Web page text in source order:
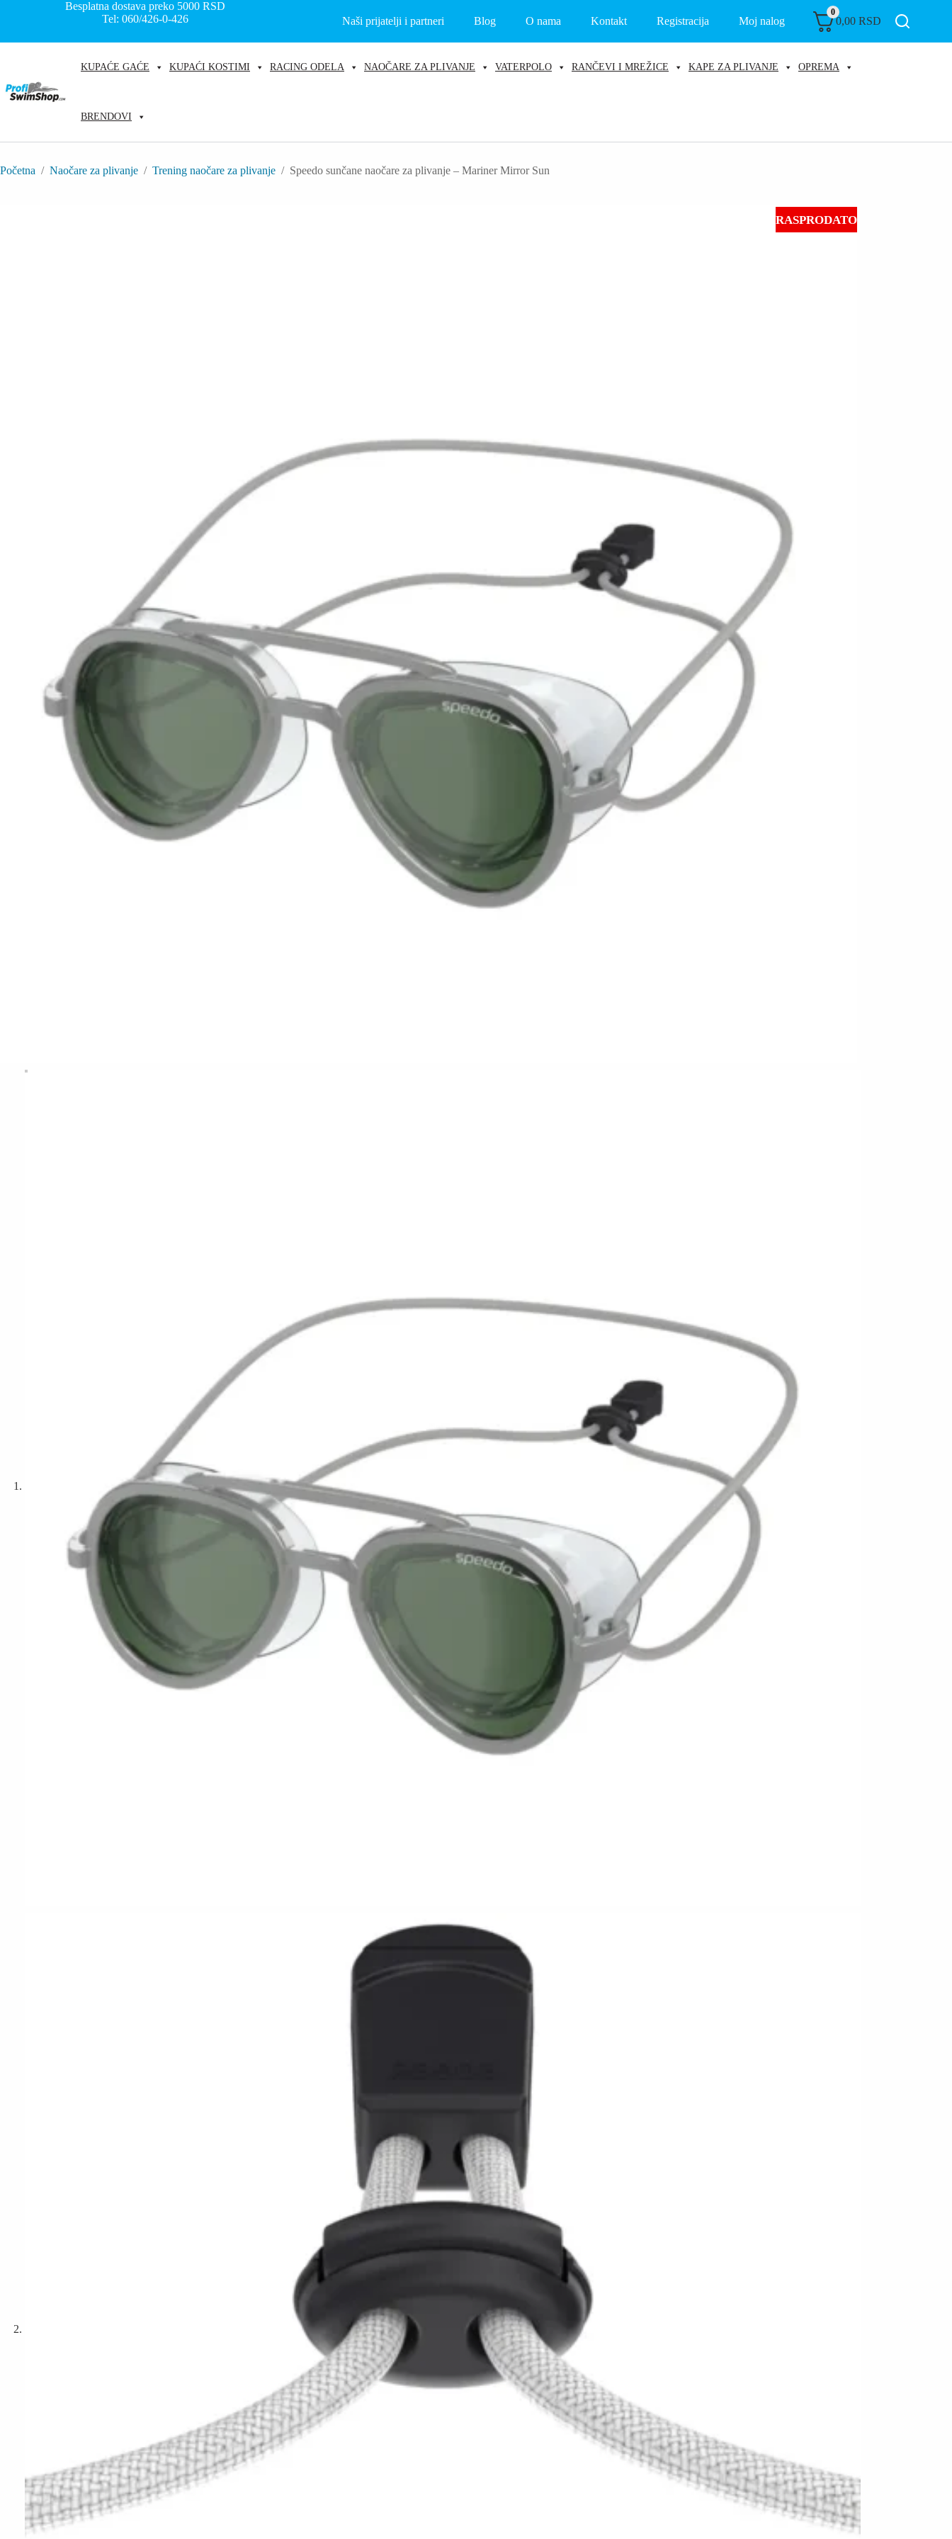
Besplatna dostava preko 5000RSD
Tel: 060/426-0-426
Naši prijatelji i partneri Blog O nama Kontakt Registracija Moj nalog
0
0,00 RSD
KUPAĆE GAĆE KUPAĆI KOSTIMI RACING ODELA NAOČARE ZA PLIVANJE VATERPOLO RANČEVI I MREŽICE KAPE ZA PLIVANJE OPREMA
BRENDOVI
Početna / Naočare za plivanje / Trening naočare za plivanje / Speedo sunčane naočare za plivanje – Mariner Mirror Sun
RASPRODATO